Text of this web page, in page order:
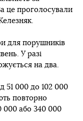
це проголосували
для порушників
У разі
на два.
51 000 до 102 000
повторно
000 або 340 000